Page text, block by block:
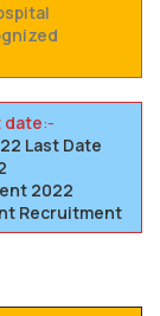
date:-
Last Date
2022
Recruitment